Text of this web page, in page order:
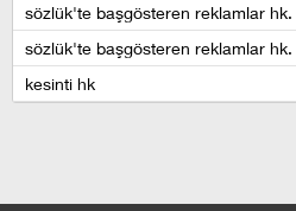
sözlük'te başgösteren reklamlar hk.
sözlük'te başgösteren reklamlar hk.
kesinti hk